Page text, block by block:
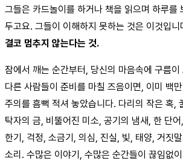
그들은 카드놀이를 하거나 책을 읽으며 하루를
두고요. 그들이 이해하지 못하는 것은 이것입니
결코 멈추지 않는다는 것.
잠에서 깨는 순간부터, 당신의 마음속에 구름
다른 사람들이 준비를 마칠 즈음이면, 이미 백
주의를 흠뻑 적셔 놓았습니다. 다리의 작은 혹,
탁자의 금, 비뚤어진 미소, 공기의 냄새, 한 단어
한기, 걱정, 소금기, 의심, 진실, 빛, 태양, 거짓
소리. 수많은 이야기, 수많은 순간들이 끊임없